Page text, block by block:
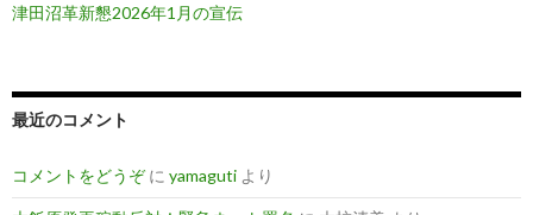
津田沼革新懇2026年1月の宣伝
最近のコメント
コメントをどうぞに yamaguti より